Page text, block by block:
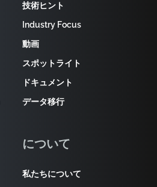
技術ヒント
Industry Focus
動画
スポットライト
ドキュメント
データ移行
について
私たちについて